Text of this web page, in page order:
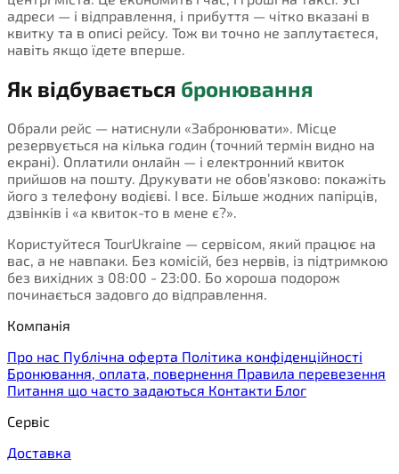
адреси — і відправлення, і прибуття — чітко вказані в
квитку та в описі рейсу. Тож ви точно не заплутаєтеся,
навіть якщо їдете вперше.
Як відбувається бронювання
Обрали рейс — натиснули «Забронювати». Місце
резервується на кілька годин (точний термін видно на
екрані). Оплатили онлайн — і електронний квиток
прийшов на пошту. Друкувати не обов’язково: покажіть
його з телефону водієві. І все. Більше жодних папірців,
дзвінків і «а квиток-то в мене є?».
Користуйтеся TourUkraine — сервісом, який працює на
вас, а не навпаки. Без комісій, без нервів, із підтримкою
без вихідних з 08:00 - 23:00. Бо хороша подорож
починається задовго до відправлення.
Компанія
Про нас Публічна оферта Політика конфіденційності
Бронювання, оплата, повернення Правила перевезення
Питання що часто задаються Контакти Блог
Сервіс
Доставка